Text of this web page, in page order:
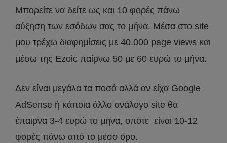
Μπορείτε να δείτε ως και 10 φορές πάνω
αύξηση των εσόδων σας το μήνα. Μέσα στο site
μου τρέχω διαφημίσεις με 40.000 page views και
μέσω της Ezoic παίρνω 50 με 60 ευρώ το μήνα.
Δεν είναι μεγάλα τα ποσά αλλά αν είχα Google
AdSense ή κάποια άλλο ανάλογο site θα
έπαιρνα 3-4 ευρώ το μήνα, οπότε είναι 10-12
φορές πάνω από το μέσο όρο.